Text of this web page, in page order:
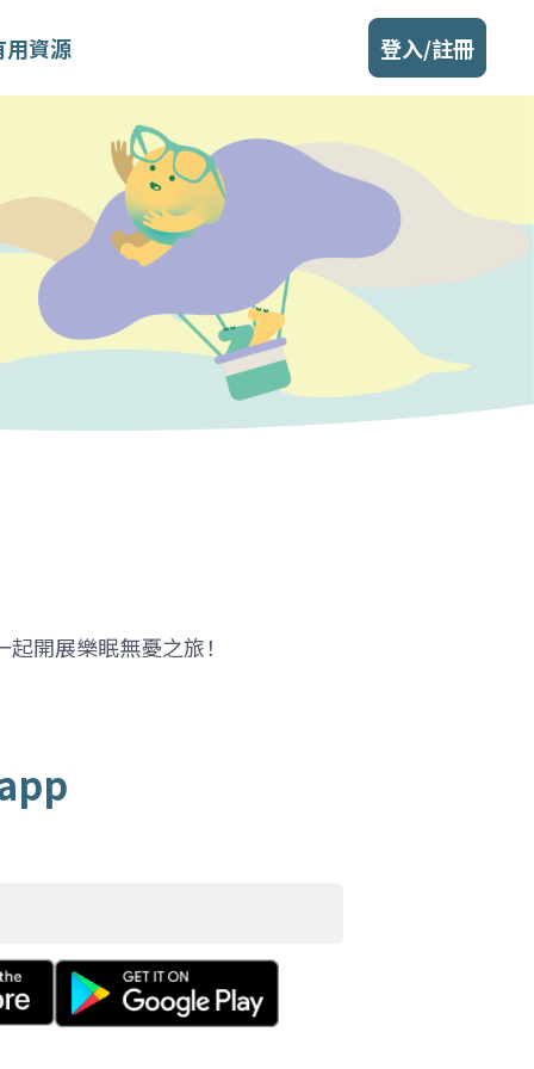
用資源 登入/註冊
開展樂眠無憂之旅！